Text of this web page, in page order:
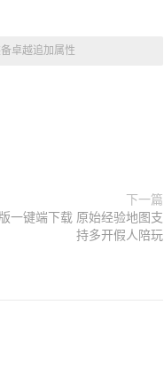
卓越追加属性
下一篇
一键端下载 原始经验地图支
持多开假人陪玩